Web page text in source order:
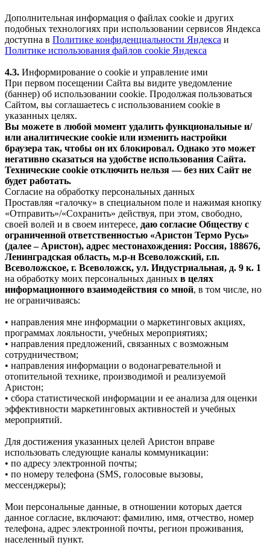
Дополнительная информация о файлах cookie и других
подобных технологиях при использовании сервисов Яндекса
доступна в Политике конфиденциальности Яндекса и
Политике использования файлов cookie Яндекса
4.3. Информирование о cookie и управление ими
При первом посещении Сайта вы видите уведомление
(баннер) об использовании cookie. Продолжая пользоваться
Сайтом, вы соглашаетесь с использованием cookie в
указанных целях.
Вы можете в любой момент удалить функциональные и/
или аналитические cookie или изменить настройки
браузера так, чтобы он их блокировал. Однако это может
негативно сказаться на удобстве использования Сайта.
Технические cookie отключить нельзя — без них Сайт не
будет работать.
Согласие на обработку персональных данных
Проставляя «галочку» в специальном поле и нажимая кнопку
«Отправить»/«Сохранить» действуя, при этом, свободно,
своей волей и в своем интересе, даю согласие Обществу с
ограниченной ответственностью «Аристон Термо Русь»
(далее – Аристон), адрес местонахождения: Россия, 188676,
Ленинградская область, м.р-н Всеволожский, г.п.
Всеволожское, г. Всеволожск, ул. Индустриальная, д. 9 к. 1
на обработку моих персональных данных в целях
информационного взаимодействия со мной, в том числе, но
не ограничиваясь:
• направления мне информации о маркетинговых акциях,
программах лояльности, учебных мероприятиях;
• направления предложений, связанных с возможным
сотрудничеством;
• направления информации о водонагревательной и
отопительной технике, производимой и реализуемой
Аристон;
• сбора статистической информации и ее анализа для оценки
эффективности маркетинговых активностей и учебных
мероприятий.
Для достижения указанных целей Аристон вправе
использовать следующие каналы коммуникации:
• по адресу электронной почты;
• по номеру телефона (SMS, голосовые вызовы,
мессенджеры);
Мои персональные данные, в отношении которых дается
данное согласие, включают: фамилию, имя, отчество, номер
телефона, адрес электронной почты, регион проживания,
населенный пункт.